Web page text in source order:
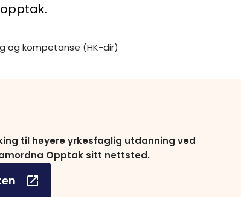
og kompetanse (HK-dir)
til høyere yrkesfaglig utdanning ved
Opptak sitt nettsted.